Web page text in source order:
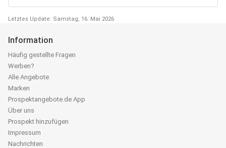
Letztes Update: Samstag, 16. Mai 2026
Information
Häufig gestellte Fragen
Werben?
Alle Angebote
Marken
Prospektangebote.de App
Über uns
Prospekt hinzufügen
Impressum
Nachrichten